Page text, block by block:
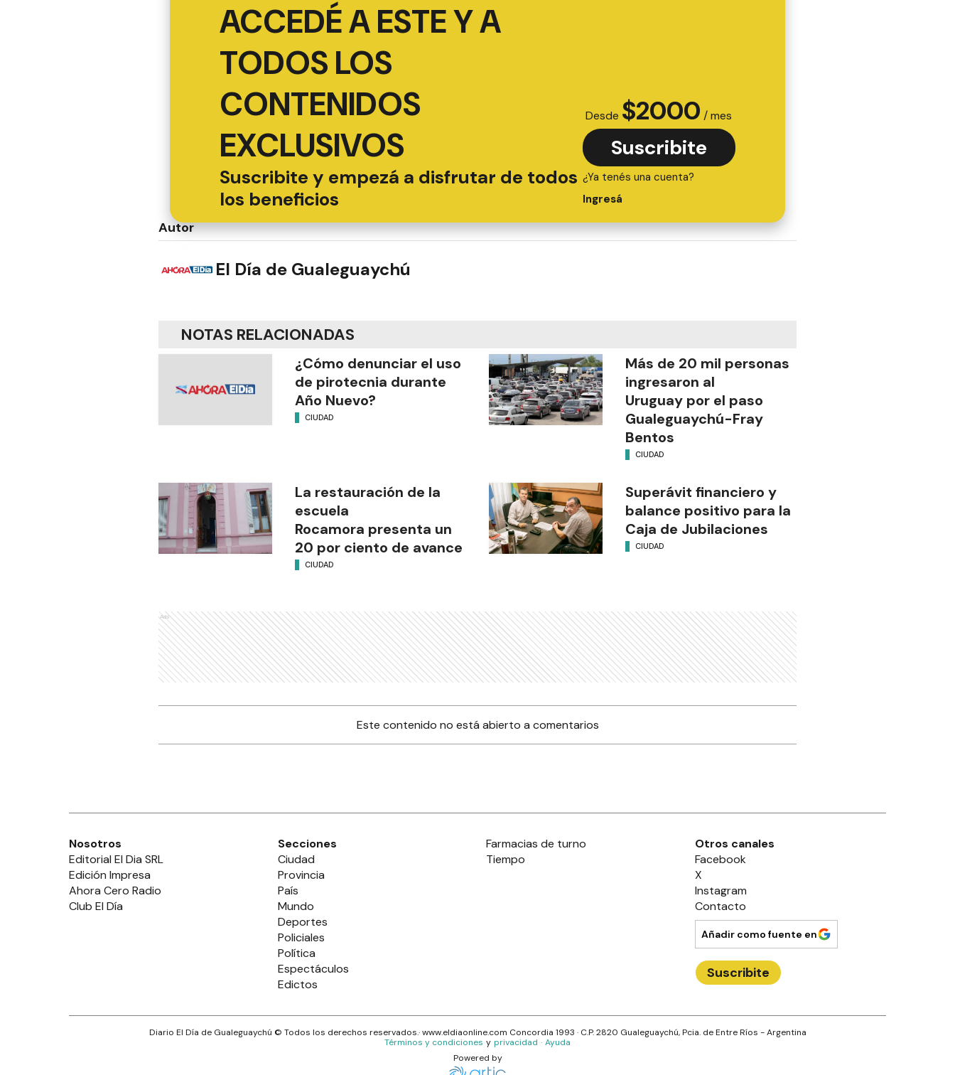
ACCEDÉ A ESTE Y A
TODOS LOS
CONTENIDOS
EXCLUSIVOS
Suscribite y empezá a disfrutar de todos
los beneficios
Desde $2000 / mes
Suscribite
¿Ya tenés una cuenta?
Ingresá
Autor
El Día de Gualeguaychú
NOTAS RELACIONADAS
¿Cómo denunciar el uso
de pirotecnia durante
Año Nuevo?
CIUDAD
Más de 20 mil personas
ingresaron al
Uruguay por el paso
Gualeguaychú-Fray
Bentos
CIUDAD
La restauración de la
escuela
Rocamora presenta un
20 por ciento de avance
CIUDAD
Superávit financiero y
balance positivo para la
Caja de Jubilaciones
CIUDAD
Ads
Este contenido no está abierto a comentarios
Nosotros
Editorial El Dia SRL
Edición Impresa
Ahora Cero Radio
Club El Día
Secciones
Ciudad
Provincia
País
Mundo
Deportes
Policiales
Política
Espectáculos
Edictos
Farmacias de turno
Tiempo
Otros canales
Facebook
X
Instagram
Contacto
Añadir como fuente en
Suscribite
Diario El Día de Gualeguaychú © Todos los derechos reservados.· www.eldiaonline.com Concordia 1993 · C.P.2820 Gualeguaychú, Pcia. de Entre Ríos - Argentina
Términos y condiciones y privacidad · Ayuda
Powered by